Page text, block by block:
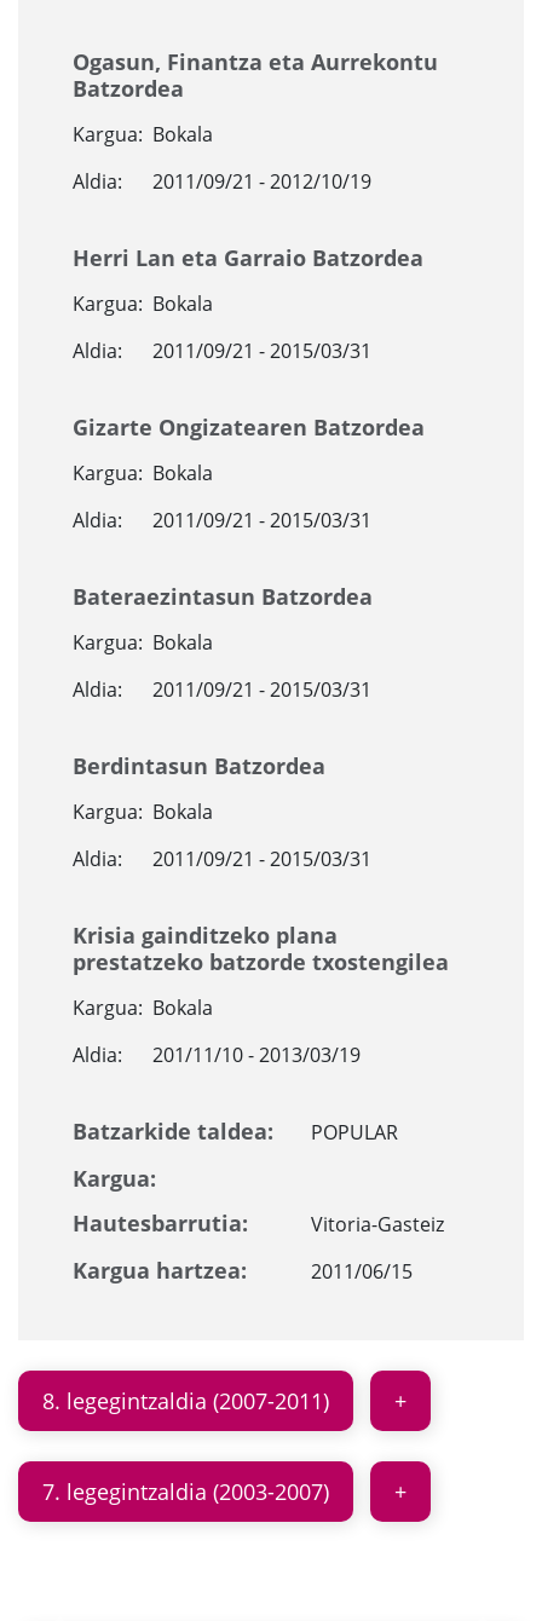
Ogasun, Finantza eta Aurrekontu
Batzordea
Kargua: Bokala
Aldia:
2011/09/21 - 2012/10/19
Herri Lan eta Garraio Batzordea
Kargua: Bokala
Aldia:
2011/09/21 - 2015/03/31
Gizarte Ongizatearen Batzordea
Kargua: Bokala
Aldia:
2011/09/21 - 2015/03/31
Bateraezintasun Batzordea
Kargua: Bokala
Aldia:
2011/09/21 - 2015/03/31
Berdintasun Batzordea
Kargua: Bokala
Aldia:
2011/09/21 - 2015/03/31
Krisia gainditzeko plana
prestatzeko batzorde txostengilea
Kargua: Bokala
Aldia:
201/11/10 - 2013/03/19
Batzarkide taldea: POPULAR
Kargua:
Hautesbarrutia:
Vitoria-Gasteiz
Kargua hartzea: 2011/06/15
8. legegintzaldia (2007-2011)
7. legegintzaldia (2003-2007)